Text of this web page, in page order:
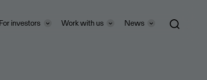
For investors Work with us News